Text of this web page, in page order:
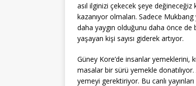
asıl ilginizi çekecek şeye
kazanıyor olmaları. Sadece
daha yaygın olduğunu daha önce de
yaşayan kişi sayısı giderek artıyor.
Güney Kore’de insanlar yemeklerini,
masalar bir sürü yemekle
yemeyi gerektiriyor. Bu canlı